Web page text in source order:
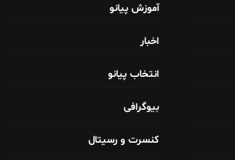
آموزش پیانو
اخبار
انتخاب پیانو
بیوگرافی
کنسرت و رسیتال